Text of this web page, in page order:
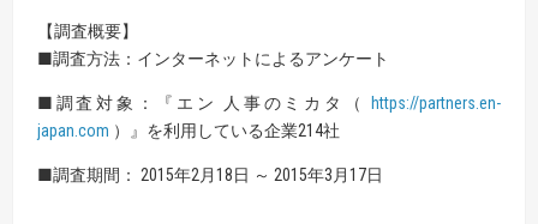
【調査概要】
■調査方法：インターネットによるアンケート
■調査対象：『エン 人事のミカタ（
https://partners.en-
japan.com ）』を利用している企業214社
■調査期間： 2015年2月18日 ～ 2015年3月17日